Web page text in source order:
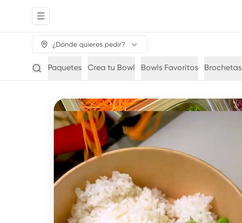
Abrir menu de navegación
¿Dónde quieres pedir?
Paquetes Crea tu Bowl Bowls Favoritos Brochetas